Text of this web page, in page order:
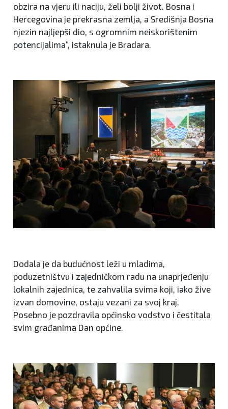
obzira na vjeru ili naciju, želi bolji život. Bosna i
Hercegovina je prekrasna zemlja, a Središnja Bosna
njezin najljepši dio, s ogromnim neiskorištenim
potencijalima“, istaknula je Bradara.
Dodala je da budućnost leži u mladima,
poduzetništvu i zajedničkom radu na unaprjeđenju
lokalnih zajednica, te zahvalila svima koji, iako žive
izvan domovine, ostaju vezani za svoj kraj.
Posebno je pozdravila općinsko vodstvo i čestitala
svim građanima Dan općine.